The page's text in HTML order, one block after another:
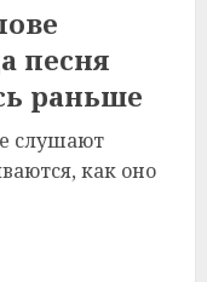
песня
раньше
слушают
как оно